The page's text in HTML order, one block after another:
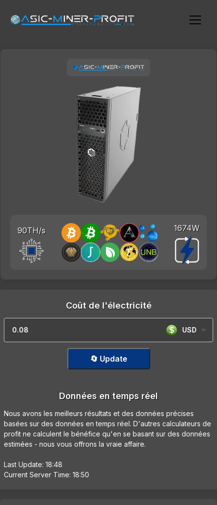
90TH/s 1674W
Coût de l'électricité
USD
🔄 Update
Données en temps réel
Nous avons les meilleurs résultats et des données précises
basées sur des données en temps réel. D'autres calculateurs de
profit ne calculent le bénéfice qu'en se basant sur des données
estimées - nous vous offrons la vraie affaire.
Last Update: 18:48
Current Server Time: 18:50